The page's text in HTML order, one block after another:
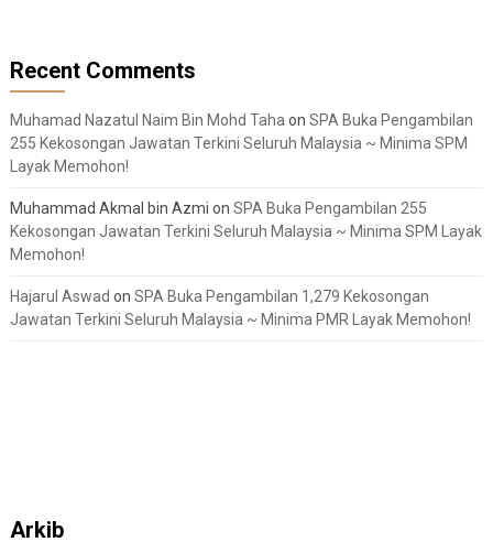
Recent Comments
Muhamad Nazatul Naim Bin Mohd Taha on SPA Buka Pengambilan
255 Kekosongan Jawatan Terkini Seluruh Malaysia ~ Minima SPM
Layak Memohon!
Muhammad Akmal bin Azmi on SPA Buka Pengambilan 255
Kekosongan Jawatan Terkini Seluruh Malaysia ~ Minima SPM Layak
Memohon!
Hajarul Aswad on SPA Buka Pengambilan 1,279 Kekosongan
Jawatan Terkini Seluruh Malaysia ~ Minima PMR Layak Memohon!
Arkib